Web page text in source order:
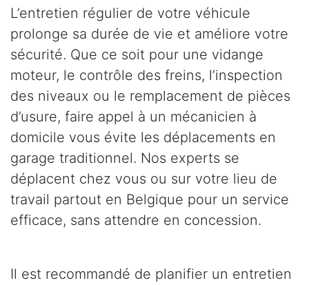
L’entretien régulier de votre véhicule
prolonge sa durée de vie et améliore votre
sécurité. Que ce soit pour une vidange
moteur, le contrôle des freins, l’inspection
des niveaux ou le remplacement de pièces
d’usure, faire appel à un mécanicien à
domicile vous évite les déplacements en
garage traditionnel. Nos experts se
déplacent chez vous ou sur votre lieu de
travail partout en Belgique pour un service
efficace, sans attendre en concession.
Il est recommandé de planifier un entretien